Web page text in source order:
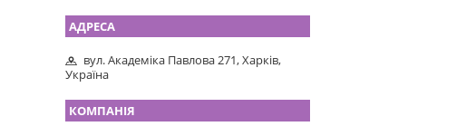
вул. Академіка Павлова 271, Харків,
Україна